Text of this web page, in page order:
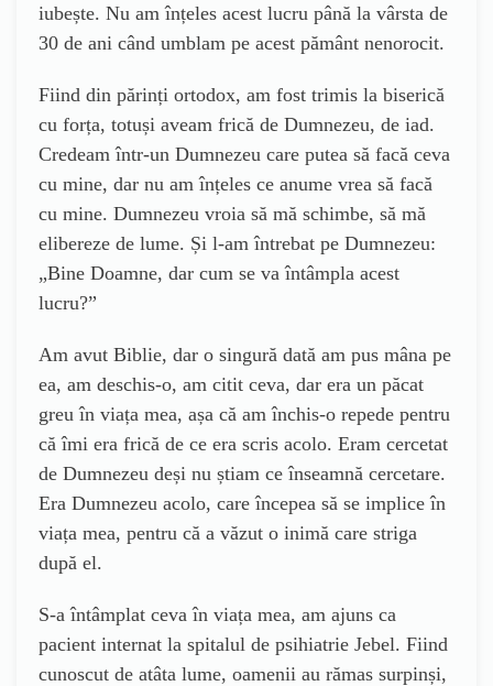
iubește. Nu am înțeles acest lucru până la vârsta de
30 de ani când umblam pe acest pământ nenorocit.
Fiind din părinți ortodox, am fost trimis la biserică
cu forța, totuși aveam frică de Dumnezeu, de iad.
Credeam într-un Dumnezeu care putea să facă ceva
cu mine, dar nu am înțeles ce anume vrea să facă
cu mine. Dumnezeu vroia să mă schimbe, să mă
elibereze de lume. Și l-am întrebat pe Dumnezeu:
„Bine Doamne, dar cum se va întâmpla acest
lucru?”
Am avut Biblie, dar o singură dată am pus mâna pe
ea, am deschis-o, am citit ceva, dar era un păcat
greu în viața mea, așa că am închis-o repede pentru
că îmi era frică de ce era scris acolo. Eram cercetat
de Dumnezeu deși nu știam ce înseamnă cercetare.
Era Dumnezeu acolo, care începea să se implice în
viața mea, pentru că a văzut o inimă care striga
după el.
S-a întâmplat ceva în viața mea, am ajuns ca
pacient internat la spitalul de psihiatrie Jebel. Fiind
cunoscut de atâta lume, oamenii au rămas surpinși,